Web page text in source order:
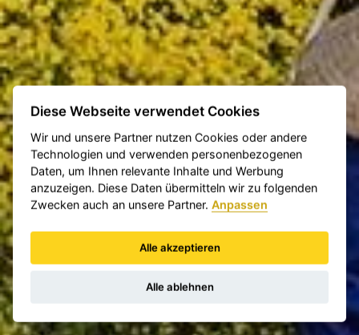
Diese Webseite verwendet Cookies
Wir und unsere Partner nutzen Cookies oder andere
Technologien und verwenden personenbezogenen
Daten, um Ihnen relevante Inhalte und Werbung
anzuzeigen. Diese Daten übermitteln wir zu folgenden
Zwecken auch an unsere Partner.Anpassen
Alle akzeptieren
Alle ablehnen